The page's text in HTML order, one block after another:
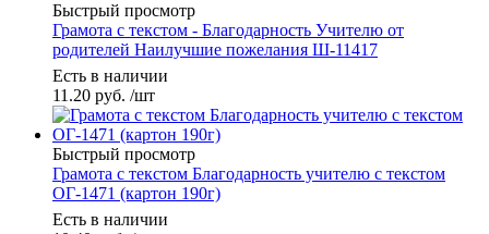
Быстрый просмотр
Грамота с текстом - Благодарность Учителю от
родителей Наилучшие пожелания Ш-11417
Есть в наличии
11.20 руб. /шт
Быстрый просмотр
Грамота с текстом Благодарность учителю с текстом
ОГ-1471 (картон 190г)
Есть в наличии